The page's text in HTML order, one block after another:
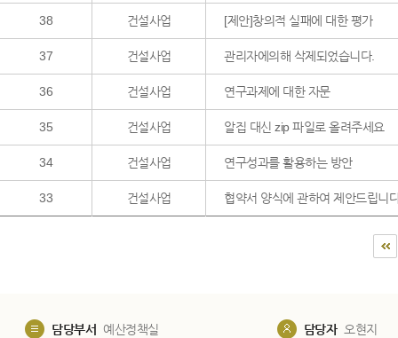
38 건설사업 [제안]창의적 실패에 대한 평가
37 건설사업 관리자에의해 삭제되었습니다.
36 건설사업 연구과제에 대한 자문
35 건설사업 알집 대신 zip 파일로 올려주세요
34 건설사업 연구성과를 활용하는 방안
33 건설사업 협약서 양식에 관하여 제안드립니
담당부서 예산정책실 담당자 오현지